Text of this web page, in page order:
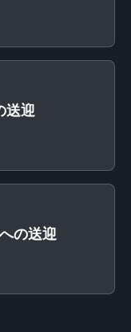
送迎
の送迎